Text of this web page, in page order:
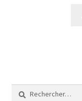
Rechercher :